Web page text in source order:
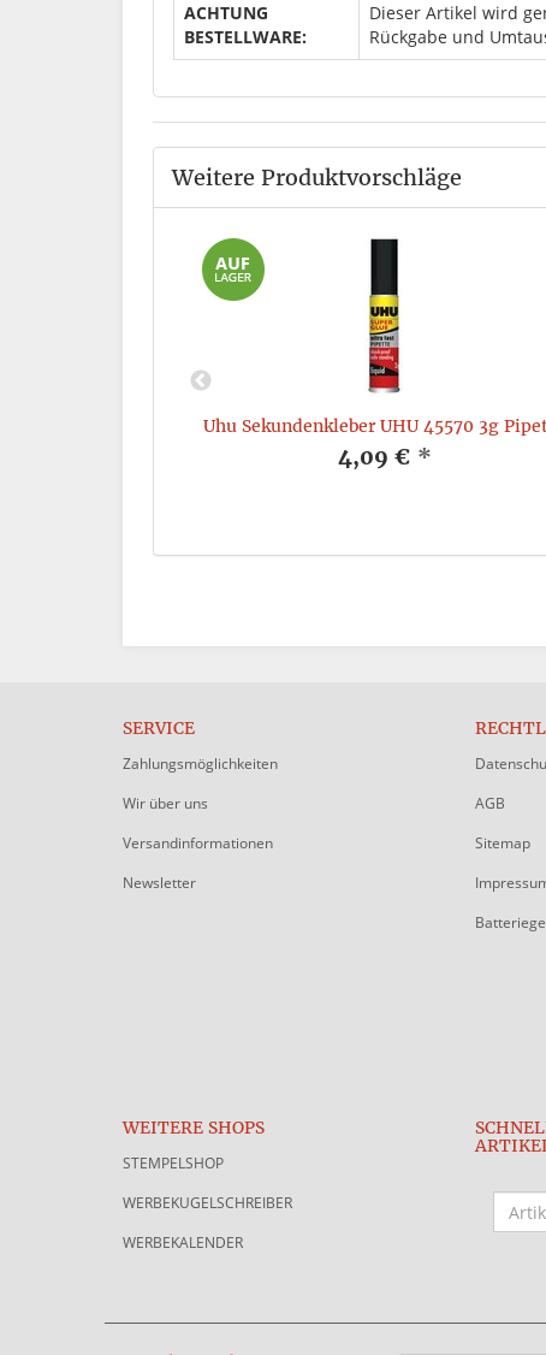
ACHTUNG
BESTELLWARE:
Dieser Artikel wird
Rückgabe und
Weitere Produktvorschläge
Uhu Sekundenkleber UHU 45570 3g
4,09 € *
SERVICE
Zahlungsmöglichkeiten
Wir über uns
Versandinformationen
Newsletter
AGB
Sitemap
WEITERE SHOPS
STEMPELSHOP
WERBEKUGELSCHREIBER
WERBEKALENDER